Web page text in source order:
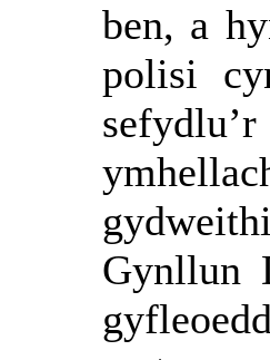
ben, a
polisi
Gynllun